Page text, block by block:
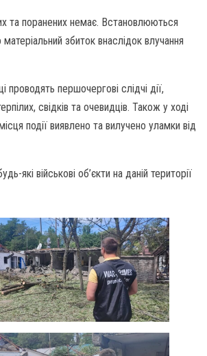
та поранених немає. Встановлюються
збиток внаслідок влучання
проводять першочергові слідчі дії,
свідків та очевидців. Також у ході
події виявлено та вилучено уламки від
які військові об’єкти на даній території